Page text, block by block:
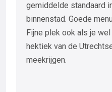
gemiddelde standaard
binnenstad. Goede
Fijne plek ook als je
hektiek van de
meekrijgen.